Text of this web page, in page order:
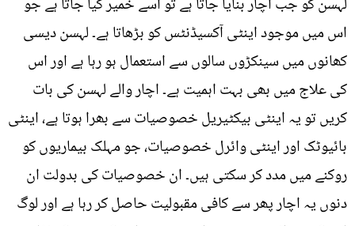
اس میں موجود اینٹی آکسیڈنٹس کو بڑھاتا ہے۔ لہسن دیسی
کھانوں میں سینکڑوں سالوں سے استعمال ہو رہا ہے اور اس
کی علاج میں بھی بہت اہمیت ہے۔ اچار والے لہسن کی بات
کریں تو یہ اینٹی بیکٹیریل خصوصیات سے بھرا ہوتا ہے، اینٹی
بائیوٹک اور اینٹی وائرل خصوصیات، جو مہلک بیماریوں کو
روکنے میں مدد کر سکتی ہیں۔ ان خصوصیات کی بدولت ان
دنوں یہ اچار پھر سے کافی مقبولیت حاصل کر رہا ہے اور لوگ